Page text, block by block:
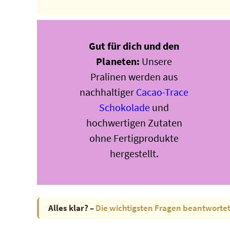
Gut für dich und den
Planeten: Unsere
Pralinen werden aus
nachhaltiger Cacao-Trace
Schokolade und
hochwertigen Zutaten
ohne Fertigprodukte
hergestellt.
Alles klar? –Die wichtigsten Fragen beantwortet